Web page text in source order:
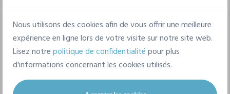
145 g/m²
Composition
100% Coton
Nous utilisons des cookies afin de vous offrir une meilleure
expérience en ligne lors de votre visite sur notre site web.
Lisez notrepolitique de confidentialitépour plus
d'informations concernant les cookies utilisés.